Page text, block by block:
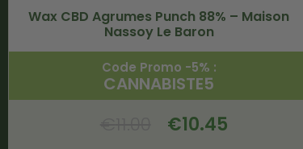
Wax CBD Agrumes Punch 88% – Maison
Nassoy Le Baron
Code Promo -5% :
CANNABISTE5
€10.45